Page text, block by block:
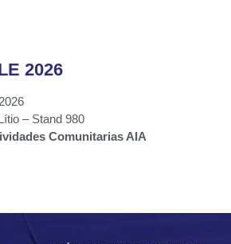
2026
– Stand 980
Comunitarias AIA